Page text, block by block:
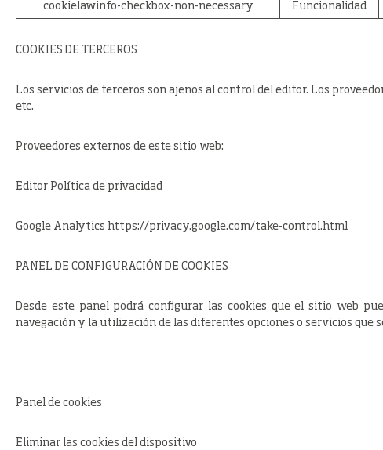
cookielawinfo-checkbox-non-necessary Funcionalidad
COOKIES DE TERCEROS
Los servicios de terceros son ajenos al control del editor. Los
etc.
Proveedores externos de este sitio web:
Editor Política de privacidad
Google Analytics https://privacy.google.com/take-control.html
PANEL DE CONFIGURACIÓN DE COOKIES
Desde este panel podrá configurar las cookies que el sitio web
navegación y la utilización de las diferentes opciones o servicios que
Panel de cookies
Eliminar las cookies del dispositivo